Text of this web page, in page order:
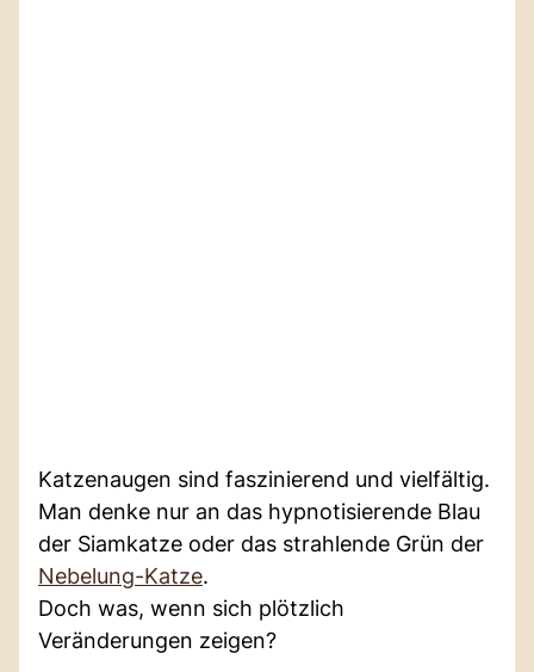
Katzenaugen sind faszinierend und vielfältig.
Man denke nur an das hypnotisierende Blau
der Siamkatze oder das strahlende Grün der
Nebelung-Katze.
Doch was, wenn sich plötzlich
Veränderungen zeigen?